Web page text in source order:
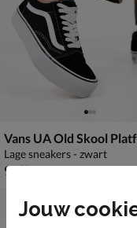
Vans UA Old Skool
Lage sneakers - zwart
€ 99,99
99,99
Jouw